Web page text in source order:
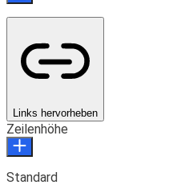
Links hervorheben
Zeilenhöhe
Standard